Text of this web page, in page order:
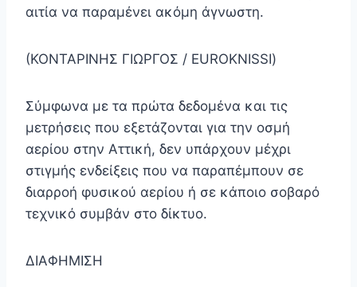
αιτία να παραμένει ακόμη άγνωστη.
(ΚΟΝΤΑΡΙΝΗΣ ΓΙΩΡΓΟΣ / EUROKNISSI)
Σύμφωνα με τα πρώτα δεδομένα και τις
μετρήσεις που εξετάζονται για την οσμή
αερίου στην Αττική, δεν υπάρχουν μέχρι
στιγμής ενδείξεις που να παραπέμπουν σε
διαρροή φυσικού αερίου ή σε κάποιο σοβαρό
τεχνικό συμβάν στο δίκτυο.
ΔΙΑΦΗΜΙΣΗ